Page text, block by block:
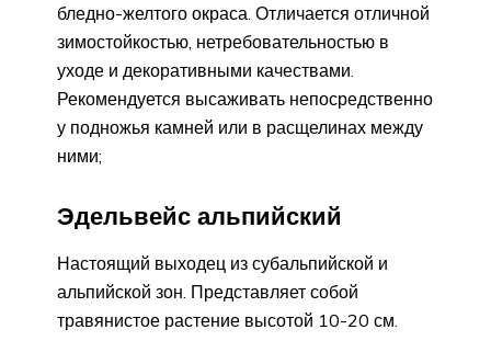
бледно-желтого окраса. Отличается отличной
зимостойкостью, нетребовательностью в
уходе и декоративными качествами.
Рекомендуется высаживать непосредственно
у подножья камней или в расщелинах между
ними;
Эдельвейс альпийский
Настоящий выходец из субальпийской и
альпийской зон. Представляет собой
травянистое растение высотой 10-20 см.